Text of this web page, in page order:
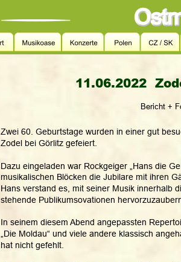
11.06.2022
Bericht +
Zwei 60. Geburtstage wurden in einer gut
Zodel bei Görlitz gefeiert.
Dazu eingeladen war Rockgeiger „Hans die
musikalischen Blöcken die Jubilare mit ihren
Hans verstand es, mit seiner Musik innerhalb
stehende Publikumsovationen
In seinem diesem Abend angepassten
„Die Moldau“ und viele andere klassisch
hat nicht gefehlt.